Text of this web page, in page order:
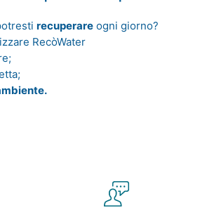
recuperare ogni giorno?
RecòWater